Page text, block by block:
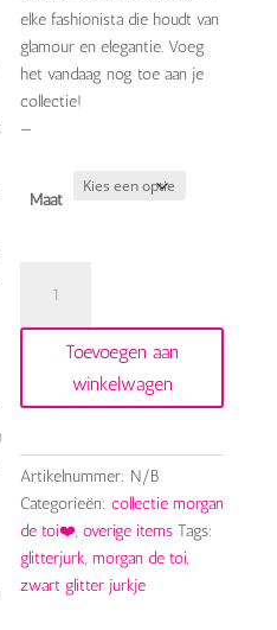
elke fashionista die houdt van
glamour en elegantie. Voeg
het vandaag nog toe aan je
collectie!
—
Maat
glitter
jurkje
morgan
toi
Toevoegen aan
winkelwagen
Artikelnummer: N/B
Categorieën:collectie morgan
de toi❤️,overige items Tags:
glitterjurk,morgan de toi,
zwart glitter jurkje